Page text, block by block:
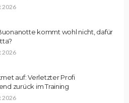
2026
kommt wohl nicht, dafür
2026
auf: Verletzter Profi
zurück im Training
2026